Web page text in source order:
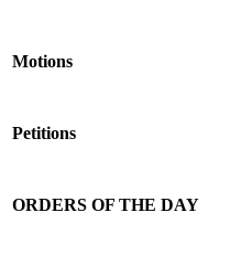
Motions
Petitions
ORDERS OF THE DAY